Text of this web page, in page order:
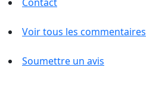
Voir tous les commentaires
Soumettre un avis